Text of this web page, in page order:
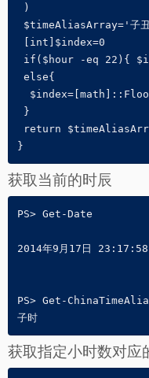
)
$timeAliasArray='子丑
[int]$index=0
if($hour -eq 22){
else{
}
return
}
获取当前的时辰
PS> Get-Date
2014年9月17日 23:17:58
PS> Get-
子时
获取指定小时数对应